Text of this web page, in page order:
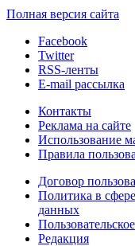
Полная версия сайта
Facebook
Twitter
RSS-ленты
E-mail рассылка
Контакты
Реклама на сайте
Использование
Правила
Договор
Политика в
данных
Редакция